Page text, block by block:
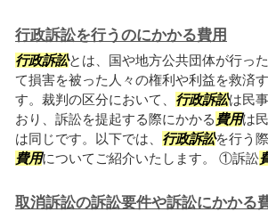
行政訴訟を行うのにかかる費用
行政訴訟とは、国や地方公共団体が行っ
て損害を被った人々の権利や利益を救済
す。裁判の区分において、 行政訴訟は民
おり、訴訟を提起する際にかかる費用は
は同じです。以下では、 行政訴訟を行う
費用についてご紹介いたします。 ①訴訟
取消訴訟の訴訟要件や訴訟にかかる